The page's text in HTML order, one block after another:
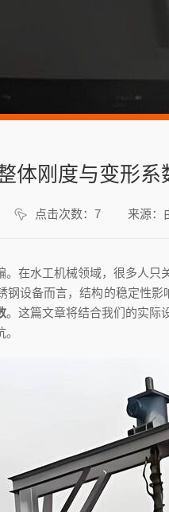
体刚度与变形系
点击次数：7 来源：
。在水工机械领域，很多人
钢设备而言，结构的稳定性
。这篇文章将结合我们的实际